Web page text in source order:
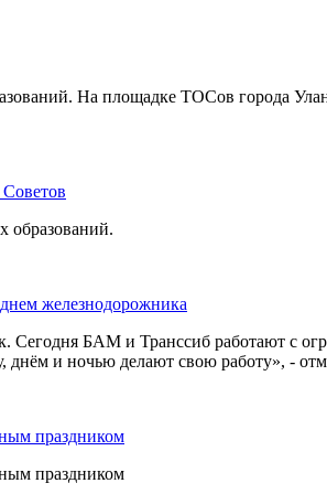
На площадке ТОСов города
образований.
железнодорожника
БАМ и Транссиб работают с
и ночью делают свою работу», -
праздником
праздником